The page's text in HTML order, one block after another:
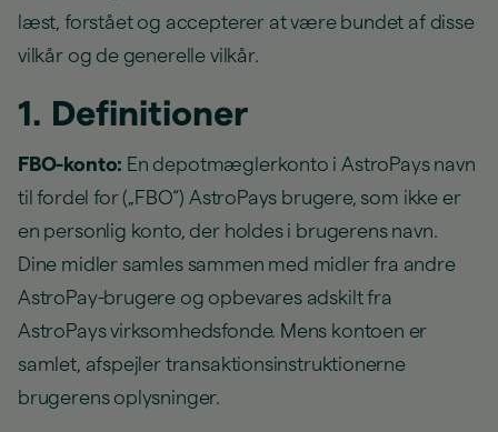
læst, forstået og accepterer at være bundet af disse
vilkår og de generelle vilkår.
1. Definitioner
FBO-konto: En depotmæglerkonto i AstroPays navn
til fordel for („FBO“) AstroPays brugere, som ikke er
en personlig konto, der holdes i brugerens navn.
Dine midler samles sammen med midler fra andre
AstroPay-brugere og opbevares adskilt fra
AstroPays virksomhedsfonde. Mens kontoen er
samlet, afspejler transaktionsinstruktionerne
brugerens oplysninger.